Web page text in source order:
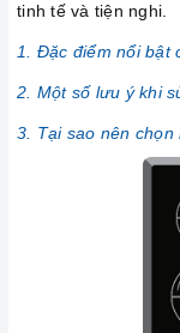
tinh tế và tiện nghi.
1. Đặc điểm nổi bật
2. Một số lưu ý khi
3. Tại sao nên chọn